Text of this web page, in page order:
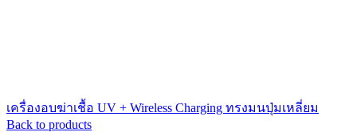
เครื่องอบฆ่าเชื้อ UV + Wireless Charging ทรงมนปุ่มเหลี่ยม
Back to products